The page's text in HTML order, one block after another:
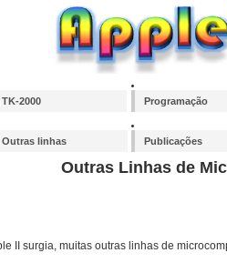
TK-2000 Programação
Outras linhas Publicações
Outras Linhas de
II surgia, muitas outras linhas de